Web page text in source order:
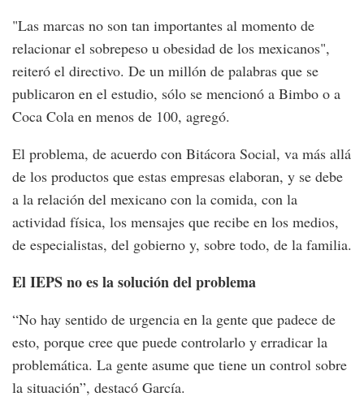
"Las marcas no son tan importantes al momento de
relacionar el sobrepeso u obesidad de los mexicanos",
reiteró el directivo. De un millón de palabras que se
publicaron en el estudio, sólo se mencionó a Bimbo o a
Coca Cola en menos de 100, agregó.
El problema, de acuerdo con Bitácora Social, va más allá
de los productos que estas empresas elaboran, y se debe
a la relación del mexicano con la comida, con la
actividad física, los mensajes que recibe en los medios,
de especialistas, del gobierno y, sobre todo, de la familia.
El IEPS no es la solución del problema
“No hay sentido de urgencia en la gente que padece de
esto, porque cree que puede controlarlo y erradicar la
problemática. La gente asume que tiene un control sobre
la situación”, destacó García.